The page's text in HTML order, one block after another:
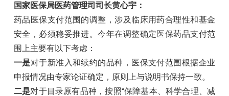
国家医保局医药管理司司长黄心宇：
药品医保支付范围的调整，涉及临床用药合理性和基金
安全，必须稳妥推进。今年在调整确定医保药品支付范
围上主要有以下考虑：
一是对于新准入和续约的品种，医保支付范围根据企业
申报情况由专家论证确定，原则上与说明书保持一致。
二是对于目录原有品种，按照“保障基本、科学合理、减